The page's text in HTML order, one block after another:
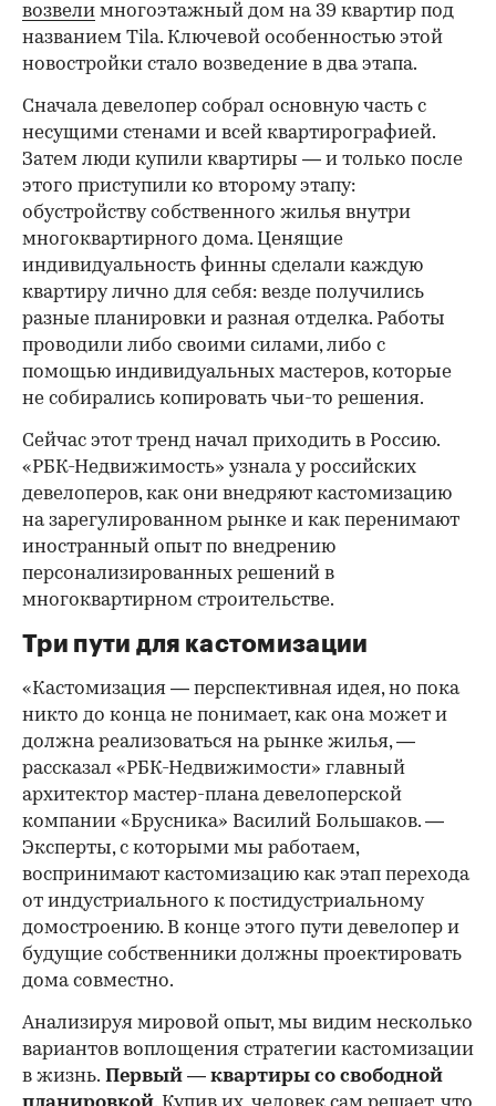
возвели многоэтажный дом на 39 квартир под
названием Tila. Ключевой особенностью этой
новостройки стало возведение в два этапа.
Сначала девелопер собрал основную часть с
несущими стенами и всей квартирографией.
Затем люди купили квартиры — и только после
этого приступили ко второму этапу:
обустройству собственного жилья внутри
многоквартирного дома. Ценящие
индивидуальность финны сделали каждую
квартиру лично для себя: везде получились
разные планировки и разная отделка. Работы
проводили либо своими силами, либо с
помощью индивидуальных мастеров, которые
не собирались копировать чьи-то решения.
Сейчас этот тренд начал приходить в Россию.
«РБК-Недвижимость» узнала у российских
девелоперов, как они внедряют кастомизацию
на зарегулированном рынке и как перенимают
иностранный опыт по внедрению
персонализированных решений в
многоквартирном строительстве.
Три пути для кастомизации
«Кастомизация — перспективная идея, но пока
никто до конца не понимает, как она может и
должна реализоваться на рынке жилья, —
рассказал «РБК-Недвижимости» главный
архитектор мастер-плана девелоперской
компании «Брусника» Василий Большаков. —
Эксперты, с которыми мы работаем,
воспринимают кастомизацию как этап перехода
от индустриального к постидустриальному
домостроению. В конце этого пути девелопер и
будущие собственники должны проектировать
дома совместно.
Анализируя мировой опыт, мы видим несколько
вариантов воплощения стратегии кастомизации
в жизнь. Первый — квартиры со свободной